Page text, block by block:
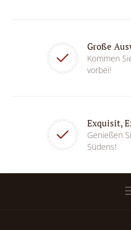
Große
Kommen
vorbei!
Exquisit,
Genießen
Südens!